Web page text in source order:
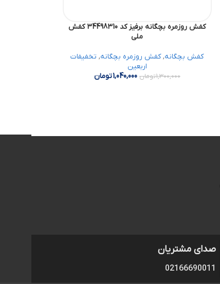
کفش روزمره بچگانه برفیز کد 34498310 کفش
ملی
کفش بچگانه,کفش روزمره بچگانه, تخفیفات
اربعین
1,300,000تومان 1,040,000تومان
صدای مشتریان
02166690011